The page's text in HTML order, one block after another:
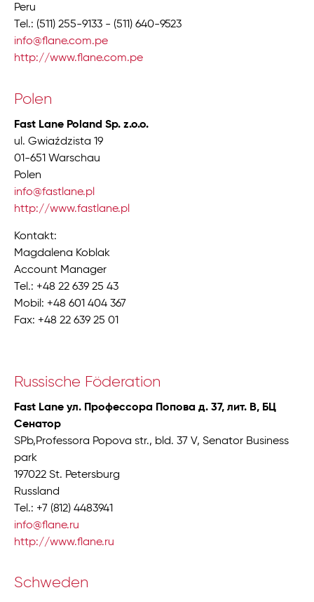
Peru
Tel.: (511) 255-9133 - (511) 640-9523
info@flane.com.pe
http://www.flane.com.pe
Polen
Fast Lane Poland Sp. z.o.o.
ul. Gwiaździsta 19
01-651 Warschau
Polen
info@fastlane.pl
http://www.fastlane.pl
Kontakt:
Magdalena Koblak
Account Manager
Tel.: +48 22 639 25 43
Mobil: +48 601 404 367
Fax: +48 22 639 25 01
Russische Föderation
Fast Lane ул. Профессора Попова д. 37, лит. В, БЦ
Сенатор
SPb,Professora Popova str., bld. 37 V, Senator Business
park
197022 St. Petersburg
Russland
Tel.: +7 (812) 4483941
info@flane.ru
http://www.flane.ru
Schweden